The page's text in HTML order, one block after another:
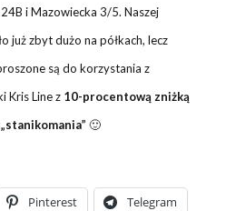
i Mazowiecka 3/5. Naszej
już zbyt dużo na półkach, lecz
są do korzystania z
Kris Line z 10-procentową zniżką
„stanikomania” 🙂
Pinterest Telegram